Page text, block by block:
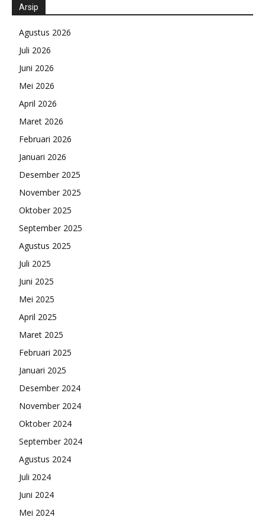
Arsip
Agustus 2026
Juli 2026
Juni 2026
Mei 2026
April 2026
Maret 2026
Februari 2026
Januari 2026
Desember 2025
November 2025
Oktober 2025
September 2025
Agustus 2025
Juli 2025
Juni 2025
Mei 2025
April 2025
Maret 2025
Februari 2025
Januari 2025
Desember 2024
November 2024
Oktober 2024
September 2024
Agustus 2024
Juli 2024
Juni 2024
Mei 2024